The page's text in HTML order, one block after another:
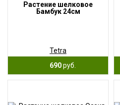
Растение шелковое
Бамбук 24см
Tetra
690руб.